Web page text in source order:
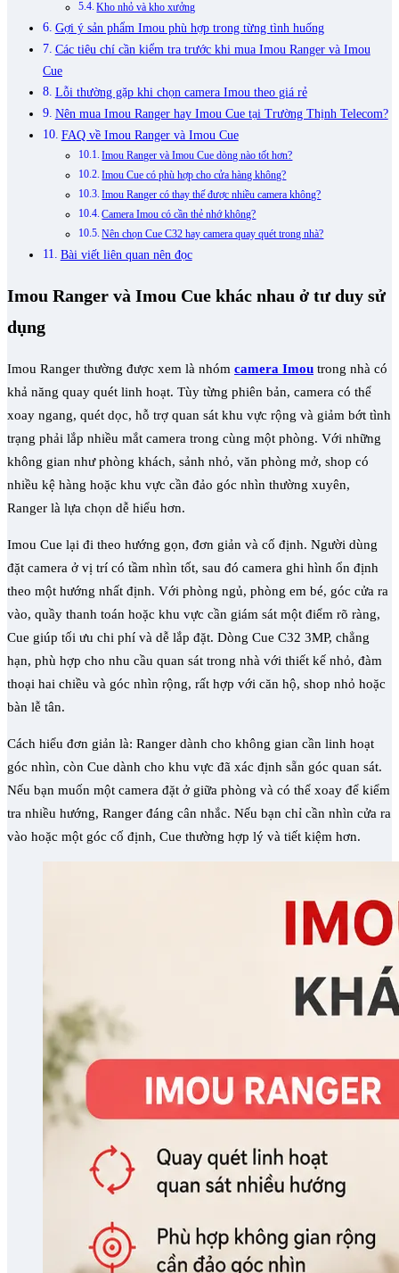
Kho nhỏ và kho xưởng
Gợi ý sản phẩm Imou phù hợp trong từng tình huống
Các tiêu chí cần kiểm tra trước khi mua Imou Ranger và Imou
Cue
Lỗi thường gặp khi chọn camera Imou theo giá rẻ
Nên mua Imou Ranger hay Imou Cue tại Trường Thịnh Telecom?
FAQ về Imou Ranger và Imou Cue
Imou Ranger và Imou Cue dòng nào tốt hơn?
Imou Cue có phù hợp cho cửa hàng không?
Imou Ranger có thay thế được nhiều camera không?
Camera Imou có cần thẻ nhớ không?
Nên chọn Cue C32 hay camera quay quét trong nhà?
Bài viết liên quan nên đọc
Imou Ranger và Imou Cue khác nhau ở tư duy sử
dụng
Imou Ranger thường được xem là nhóm camera Imou trong nhà có
khả năng quay quét linh hoạt. Tùy từng phiên bản, camera có thể
xoay ngang, quét dọc, hỗ trợ quan sát khu vực rộng và giảm bớt tình
trạng phải lắp nhiều mắt camera trong cùng một phòng. Với những
không gian như phòng khách, sảnh nhỏ, văn phòng mở, shop có
nhiều kệ hàng hoặc khu vực cần đảo góc nhìn thường xuyên,
Ranger là lựa chọn dễ hiểu hơn.
Imou Cue lại đi theo hướng gọn, đơn giản và cố định. Người dùng
đặt camera ở vị trí có tầm nhìn tốt, sau đó camera ghi hình ổn định
theo một hướng nhất định. Với phòng ngủ, phòng em bé, góc cửa ra
vào, quầy thanh toán hoặc khu vực cần giám sát một điểm rõ ràng,
Cue giúp tối ưu chi phí và dễ lắp đặt. Dòng Cue C32 3MP, chẳng
hạn, phù hợp cho nhu cầu quan sát trong nhà với thiết kế nhỏ, đàm
thoại hai chiều và góc nhìn rộng, rất hợp với căn hộ, shop nhỏ hoặc
bàn lễ tân.
Cách hiểu đơn giản là: Ranger dành cho không gian cần linh hoạt
góc nhìn, còn Cue dành cho khu vực đã xác định sẵn góc quan sát.
Nếu bạn muốn một camera đặt ở giữa phòng và có thể xoay để kiểm
tra nhiều hướng, Ranger đáng cân nhắc. Nếu bạn chỉ cần nhìn cửa ra
vào hoặc một góc cố định, Cue thường hợp lý và tiết kiệm hơn.